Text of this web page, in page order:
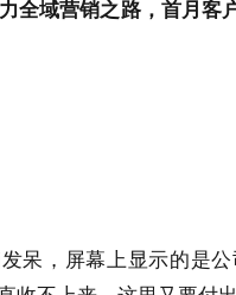
全域营销之路，首月客
呆，屏幕上显示的是